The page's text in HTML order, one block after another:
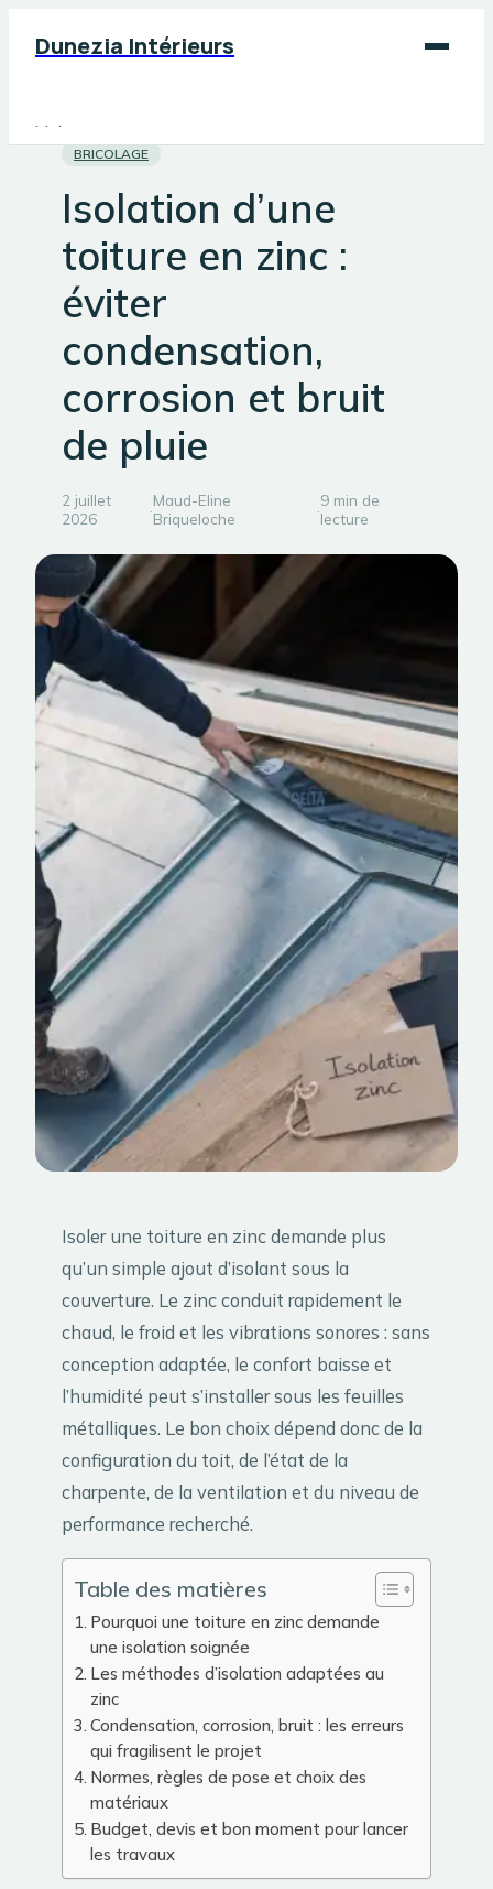
Dunezia Intérieurs
Maison
Jardinage
Bricolage
BRICOLAGE
Isolation d’une
toiture en zinc :
éviter
condensation,
corrosion et bruit
de pluie
2 juillet
2026
·Maud-Eline
Briqueloche
·9 min de
lecture
Isoler une toiture en zinc demande plus
qu’un simple ajout d’isolant sous la
couverture. Le zinc conduit rapidement le
chaud, le froid et les vibrations sonores : sans
conception adaptée, le confort baisse et
l’humidité peut s’installer sous les feuilles
métalliques. Le bon choix dépend donc de la
configuration du toit, de l’état de la
charpente, de la ventilation et du niveau de
performance recherché.
Table des matières
Pourquoi une toiture en zinc demande
une isolation soignée
Les méthodes d’isolation adaptées au
zinc
Condensation, corrosion, bruit : les erreurs
qui fragilisent le projet
Normes, règles de pose et choix des
matériaux
Budget, devis et bon moment pour lancer
les travaux